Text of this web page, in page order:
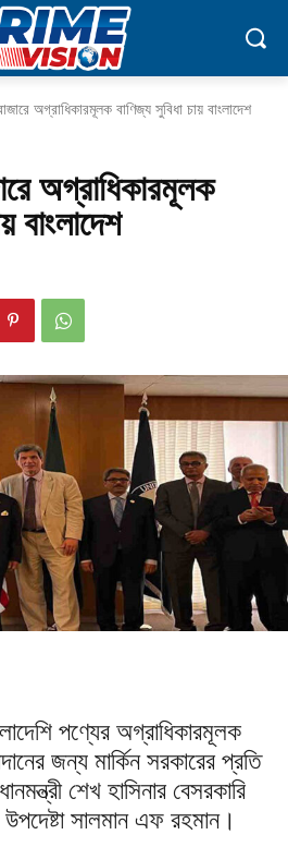
অগ্রাধিকারমূলক বাণিজ্য সুবিধা চায় বাংলাদেশ
অগ্রাধিকারমূলক
বাংলাদেশ
পণ্যের অগ্রাধিকারমূলক
জন্য মার্কিন সরকারের প্রতি
শেখ হাসিনার বেসরকারি
উপদেষ্টা সালমান এফ রহমান।